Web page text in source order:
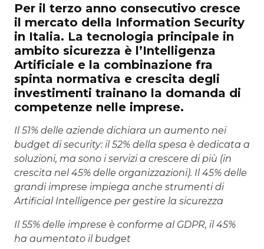
Per il terzo anno consecutivo cresce
il mercato della Information Security
in Italia. La tecnologia principale in
ambito sicurezza è l’Intelligenza
Artificiale e la combinazione fra
spinta normativa e crescita degli
investimenti trainano la domanda di
competenze nelle imprese.
Il 51% delle aziende dichiara un aumento nei
budget di security: il 52% della spesa è dedicata a
soluzioni, ma sono i servizi a crescere di più (in
crescita nel 45% delle organizzazioni). Il 45% delle
grandi imprese impiega anche strumenti di
Artificial Intelligence per gestire la sicurezza
Il 55% delle imprese è conforme al GDPR, il 45%
ha aumentato il budget